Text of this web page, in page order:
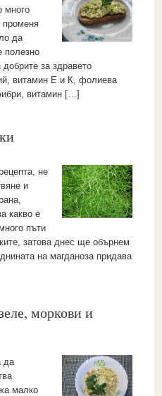
много
променя
да
полезно
за здравето
витамин Е и К, фолиева
витамин […]
не
и
какво е
пъти
затова днес ще обърнем
на магданоза придава
моркови и
да
малко